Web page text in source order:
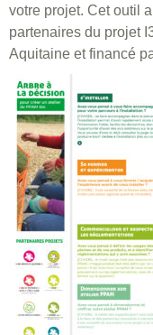
votre projet. Cet outil
partenaires du projet
Aquitaine et financé